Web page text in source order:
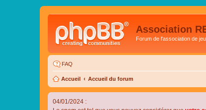
Association
Forum de l'association de
FAQ
Accueil Accueil du forum
04/01/2024 :